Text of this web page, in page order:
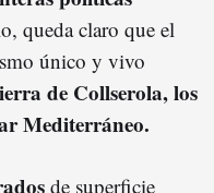
queda claro que el
único y vivo
de Collserola, los
Mediterráneo.
de superficie